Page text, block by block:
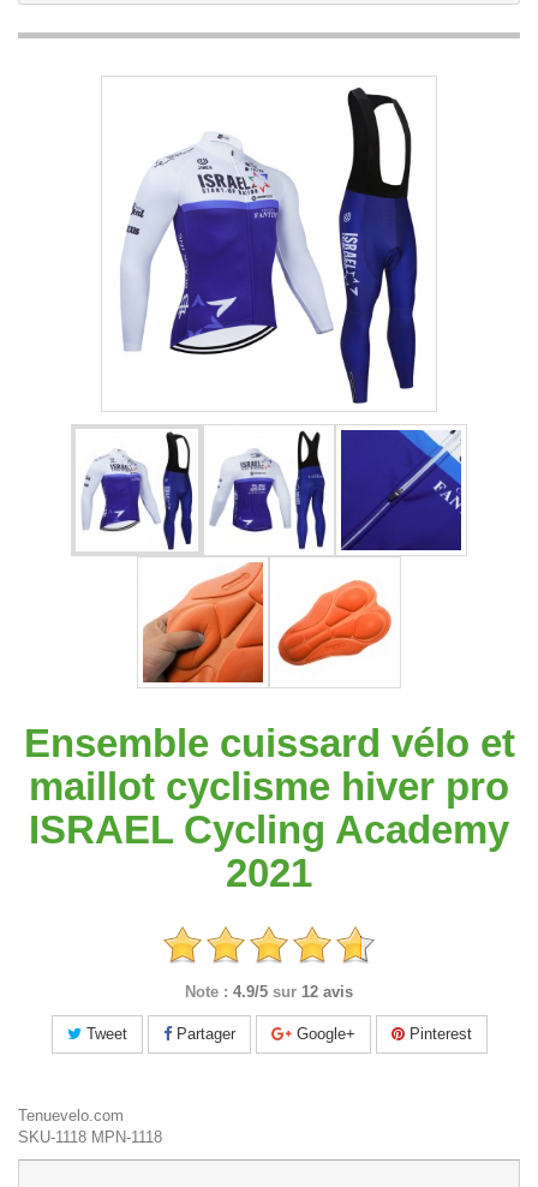
Ensemble cuissard vélo et
maillot cyclisme hiver pro
ISRAEL Cycling Academy
2021
Note : 4.9/5 sur 12 avis
Tweet Partager Google+ Pinterest
Tenuevelo.com
SKU-1118 MPN-1118